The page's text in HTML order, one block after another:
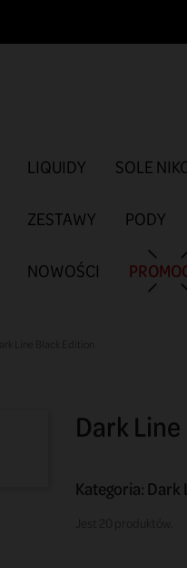
LIQUIDY SOLE
ZESTAWY PODY
NOWOŚCI
Dark
Kategoria: